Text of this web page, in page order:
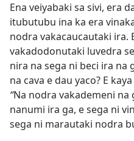
Ena veiyabaki sa sivi, era
itubutubu ina ka era
nodra vakacaucautaki ira.
vakadodonutaki luvedra
nira na sega ni beci ira na
na cava e dau yaco? E
“Na nodra vakademeni na
nanumi ira ga, e sega ni
sega ni marautaki nodra